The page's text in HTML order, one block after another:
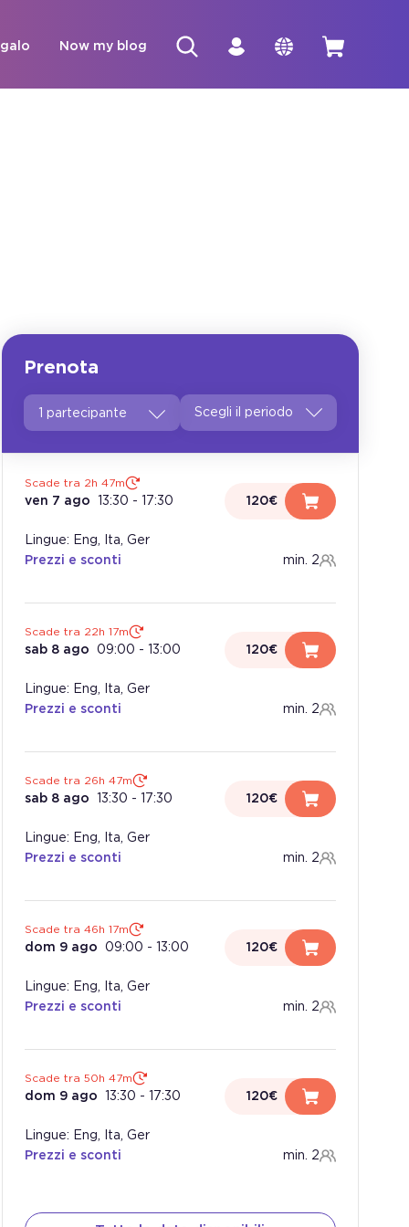
Now my blog
Prenota
1 partecipante
Scade tra 2h 46m
ven 7 ago 13:30 - 17:30 120€
Lingue: Eng, Ita, Ger
Prezzi e sconti
min. 2
Scade tra 22h 16m
sab 8 ago 09:00 - 13:00 120€
Lingue: Eng, Ita, Ger
Prezzi e sconti
min. 2
Scade tra 26h 46m
sab 8 ago 13:30 - 17:30 120€
Lingue: Eng, Ita, Ger
Prezzi e sconti
min. 2
Scade tra 46h 16m
dom 9 ago 09:00 - 13:00 120€
Lingue: Eng, Ita, Ger
Prezzi e sconti
min. 2
Scade tra 50h 46m
dom 9 ago 13:30 - 17:30 120€
Lingue: Eng, Ita, Ger
Prezzi e sconti
min. 2